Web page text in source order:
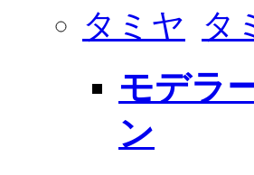
タミヤ
タ
モデラ
ン